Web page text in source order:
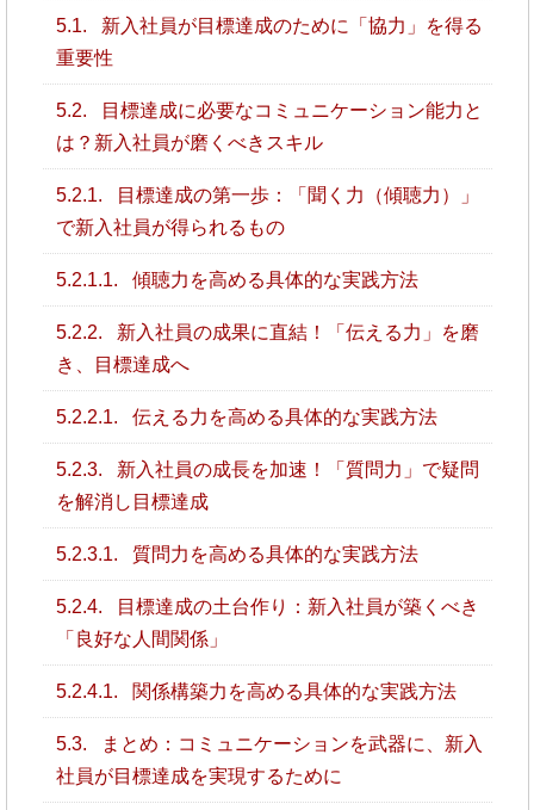
5.1.
新入社員が目標達成のために「協力」を得る
重要性
5.2.
目標達成に必要なコミュニケーション能力と
は？新入社員が磨くべきスキル
5.2.1.
目標達成の第一歩：「聞く力（傾聴力）」
で新入社員が得られるもの
5.2.1.1. 傾聴力を高める具体的な実践方法
5.2.2.
新入社員の成果に直結！「伝える力」を磨
き、目標達成へ
5.2.2.1. 伝える力を高める具体的な実践方法
5.2.3.
新入社員の成長を加速！「質問力」で疑問
を解消し目標達成
5.2.3.1. 質問力を高める具体的な実践方法
5.2.4.
目標達成の土台作り：新入社員が築くべき
「良好な人間関係」
5.2.4.1. 関係構築力を高める具体的な実践方法
5.3.
まとめ：コミュニケーションを武器に、新入
社員が目標達成を実現するために